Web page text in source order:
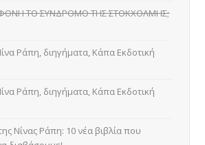
ΤΟ ΣΥΝΔΡΟΜΟ ΤΗΣ ΣΤΟΚΧΟΛΜΗΣ;
Ράπη, διηγήματα, Κάπα Εκδοτική
Ράπη, διηγήματα, Κάπα Εκδοτική
Νίνας Ράπη: 10 νέα βιβλία που